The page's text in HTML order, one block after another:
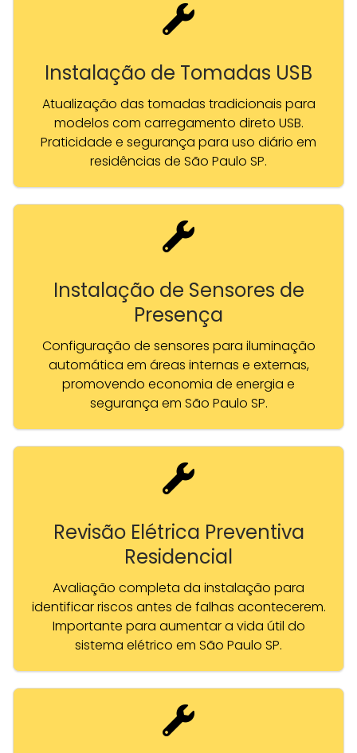
Instalação de Tomadas USB
Atualização das tomadas tradicionais para
modelos com carregamento direto USB.
Praticidade e segurança para uso diário em
residências de São Paulo SP.
Instalação de Sensores de
Presença
Configuração de sensores para iluminação
automática em áreas internas e externas,
promovendo economia de energia e
segurança em São Paulo SP.
Revisão Elétrica Preventiva
Residencial
Avaliação completa da instalação para
identificar riscos antes de falhas acontecerem.
Importante para aumentar a vida útil do
sistema elétrico em São Paulo SP.